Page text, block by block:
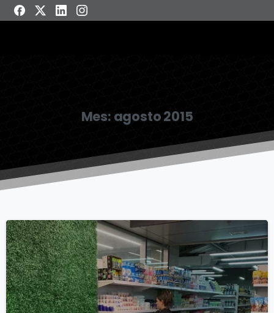
Mes: agosto 2015
6